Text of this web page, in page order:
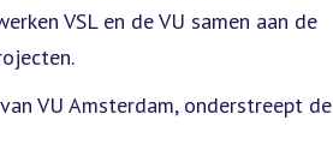
VSL en de VU samen aan de
VU Amsterdam, onderstreept de